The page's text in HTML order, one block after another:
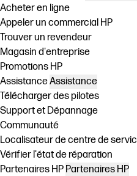
Acheter en ligne
Appeler un commercial HP
Trouver un revendeur
Magasin d'entreprise
Promotions HP
AssistanceAssistance
Télécharger des pilotes
Support et Dépannage
Communauté
Localisateur de centre de
Vérifier l'état de réparation
Partenaires HP Partenaires HP